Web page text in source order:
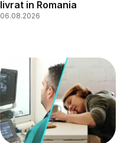
livrat in Romania
06.08.2026